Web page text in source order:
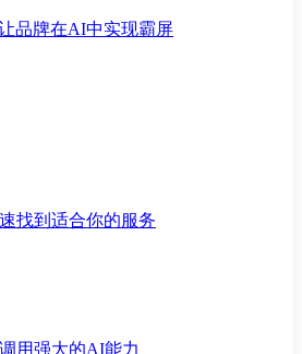
品牌在AI中实现霸屏
找到适合你的服务
用强大的AI能力